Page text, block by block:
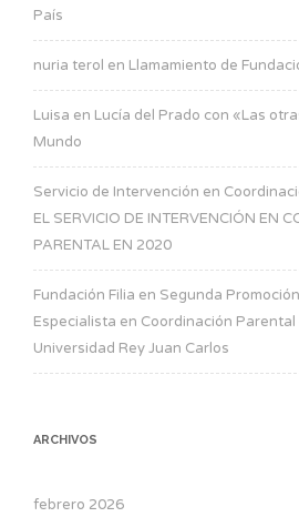
País
nuria terol en Llamamiento de
Luisa en Lucía del Prado con «Las
Mundo
Servicio de Intervención en
EL SERVICIO DE INTERVENCIÓN EN
PARENTAL EN 2020
Fundación Filia en Segunda
Especialista en Coordinación Parental
Universidad Rey Juan Carlos
ARCHIVOS
febrero 2026